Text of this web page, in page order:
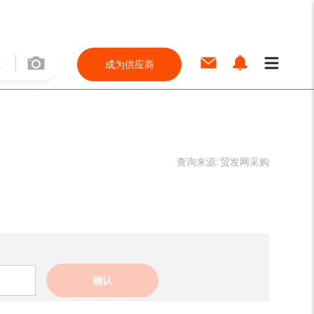
成为供应商
查询来源: 贸发网采购
确认